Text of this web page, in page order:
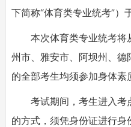
下简称“体育类专业统考”）
本次体育类专业统考
州市、雅安市、阿坝州、
的全部考生均须参加身体素
考试期间，考生进入考
的方式，须凭身份证进行身